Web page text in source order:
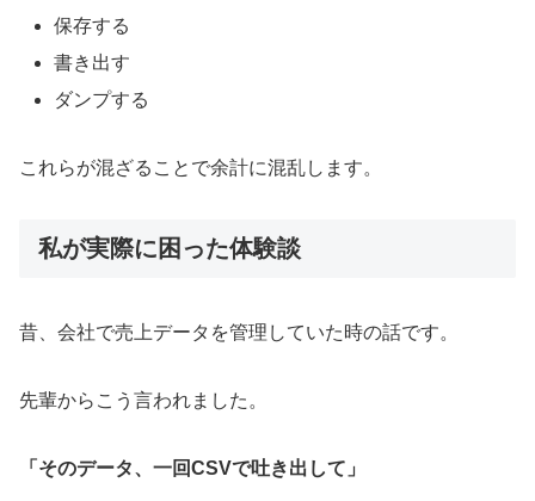
保存する
書き出す
ダンプする
これらが混ざることで余計に混乱します。
私が実際に困った体験談
昔、会社で売上データを管理していた時の話です。
先輩からこう言われました。
「そのデータ、一回CSVで吐き出して」